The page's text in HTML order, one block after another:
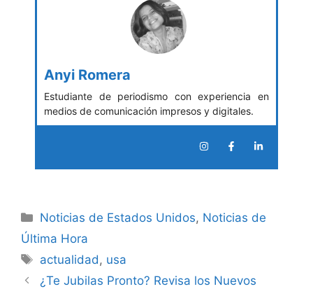
Anyi Romera
Estudiante de periodismo con experiencia en
medios de comunicación impresos y digitales.
Categories
Noticias de Estados Unidos, Noticias de
Última Hora
Tags
actualidad, usa
¿Te Jubilas Pronto? Revisa los Nuevos